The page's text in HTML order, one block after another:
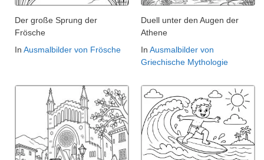
Der große Sprung der
Frösche
In Ausmalbilder von Frösche
Duell unter den Augen der
Athene
In Ausmalbilder von
Griechische Mythologie